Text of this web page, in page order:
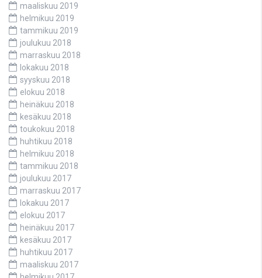
maaliskuu 2019
helmikuu 2019
tammikuu 2019
joulukuu 2018
marraskuu 2018
lokakuu 2018
syyskuu 2018
elokuu 2018
heinäkuu 2018
kesäkuu 2018
toukokuu 2018
huhtikuu 2018
helmikuu 2018
tammikuu 2018
joulukuu 2017
marraskuu 2017
lokakuu 2017
elokuu 2017
heinäkuu 2017
kesäkuu 2017
huhtikuu 2017
maaliskuu 2017